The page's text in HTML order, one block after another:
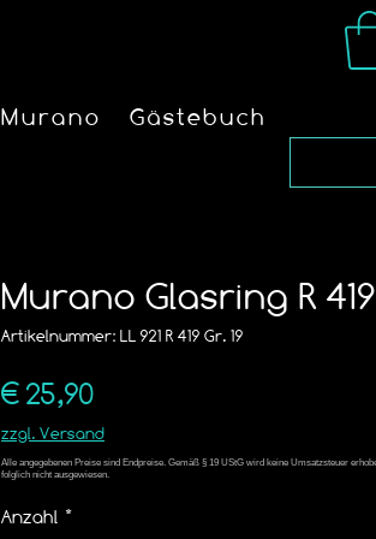
Murano Gästebuch
Murano Glasring R 419
Artikelnummer: LL 921 R 419 Gr. 19
€ 25,90
zzgl. Versand
Anzahl *